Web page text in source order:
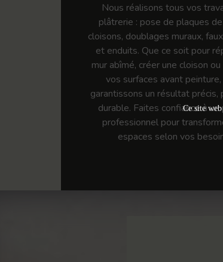
Nous réalisons tous vos
plâtrerie : pose de plaques
cloisons, doublages muraux,
et enduits. Que ce soit pour
mur abîmé, créer une cloison
vos surfaces avant peinture,
garantissons un résultat précis,
durable. Faites confiance à
professionnel pour
espaces selon vos
Ce site